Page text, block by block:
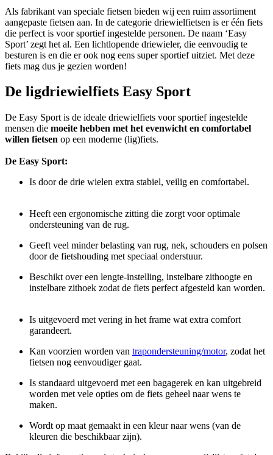
Als fabrikant van speciale fietsen bieden wij een ruim assortiment
aangepaste fietsen aan. In de categorie driewielfietsen is er één fiets
die perfect is voor sportief ingestelde personen. De naam ‘Easy
Sport’ zegt het al. Een lichtlopende driewieler, die eenvoudig te
besturen is en die er ook nog eens super sportief uitziet. Met deze
fiets mag dus je gezien worden!
De ligdriewielfiets Easy Sport
De Easy Sport is de ideale driewielfiets voor sportief ingestelde
mensen die moeite hebben met het evenwicht en comfortabel
willen fietsen op een moderne (lig)fiets.
De Easy Sport:
Is door de drie wielen extra stabiel, veilig en comfortabel.
Heeft een ergonomische zitting die zorgt voor optimale
ondersteuning van de rug.
Geeft veel minder belasting van rug, nek, schouders en polsen
door de fietshouding met speciaal onderstuur.
Beschikt over een lengte-instelling, instelbare zithoogte en
instelbare zithoek zodat de fiets perfect afgesteld kan worden.
Is uitgevoerd met vering in het frame wat extra comfort
garandeert.
Kan voorzien worden van trapondersteuning/motor, zodat het
fietsen nog eenvoudiger gaat.
Is standaard uitgevoerd met een bagagerek en kan uitgebreid
worden met vele opties om de fiets geheel naar wens te
maken.
Wordt op maat gemaakt in een kleur naar wens (van de
kleuren die beschikbaar zijn).